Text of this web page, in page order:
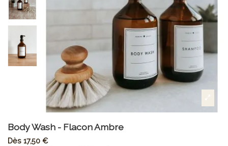
Body Wash - Flacon Ambre
Dès 17,50 €